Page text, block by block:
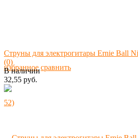
избранное сравнить
Струны для электрогитары Ernie Ball
(0)
В наличии
32,55 руб.